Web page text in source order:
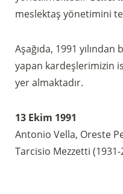
meslektaş yönetimini
Aşağıda, 1991 yılından
yapan kardeşlerimizin
yer almaktadır.
13 Ekim 1991
Antonio Vella, Oreste
Tarcisio Mezzetti (1931-